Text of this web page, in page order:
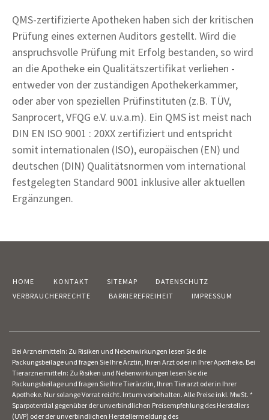
QMS-zertifizierte Apotheken haben sich der kritischen
Prüfung eines externen Auditors gestellt. Wird die
anspruchsvolle Prüfung mit Erfolg bestanden, so wird
an die Apotheke ein Qualitätszertifikat verliehen -
entweder von der zuständigen Apothekerkammer,
oder aber von speziellen Prüfinstituten (z.B. TÜV,
Sanprocert, VFQG e.V. u.v.a.m). Ein QMS ist meist nach
DIN EN ISO 9001 : 20XX zertifiziert und entspricht
somit internationalen (ISO), europäischen (EN) und
deutschen (DIN) Qualitätsnormen vom international
festgelegten Standard 9001 inklusive aller aktuellen
Ergänzungen.
HOME KONTAKT SITEMAP
DATENSCHUTZ
VERBRAUCHERRECHTE
BARRIEREFREIHEIT IMPRESSUM
Bei Arzneimitteln: Zu Risiken und Nebenwirkungen lesen Sie die
Packungsbeilage und fragen Sie Ihre Ärztin, Ihren Arzt oder in Ihrer Apotheke. Bei
Tierarzneimitteln: Zu Risiken und Nebenwirkungen lesen Sie die
Packungsbeilage und fragen Sie Ihre Tierärztin, Ihren Tierarzt oder in Ihrer
Apotheke. Nur solange Vorrat reicht. Irrtum vorbehalten. Alle Preise inkl. MwSt. *
Sparpotential gegenüber der unverbindlichen Preisempfehlung des Herstellers
(UVP) oder der unverbindlichen Herstellermeldung des